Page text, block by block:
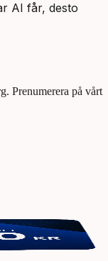
AI får, desto
Prenumerera på vårt
giveaway för